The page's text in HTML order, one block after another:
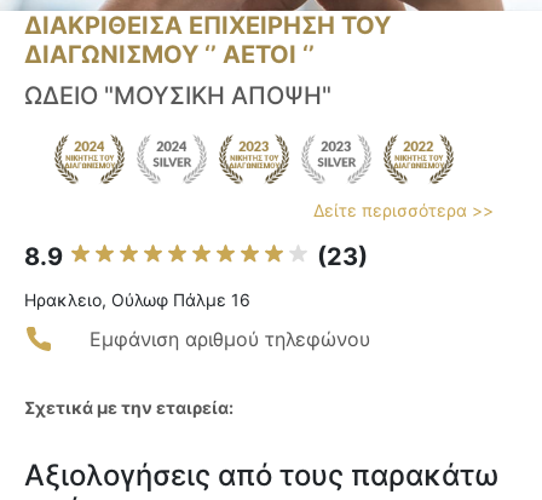
ΔΙΑΚΡΙΘΕΙΣΑ ΕΠΙΧΕΙΡΗΣΗ ΤΟΥ
ΔΙΑΓΩΝΙΣΜΟΥ ‘’ ΑΕΤΟΙ ‘’
ΩΔΕΙΟ "ΜΟΥΣΙΚΗ ΑΠΟΨΗ"
Δείτε περισσότερα >>
8.9 (23)
Ηρακλειο, Ούλωφ Πάλμε 16
Εμφάνιση αριθμού τηλεφώνου
Σχετικά με την εταιρεία:
Αξιολογήσεις από τους παρακάτω